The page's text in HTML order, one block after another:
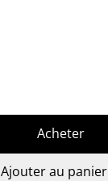
Acheter
Ajouter au panier